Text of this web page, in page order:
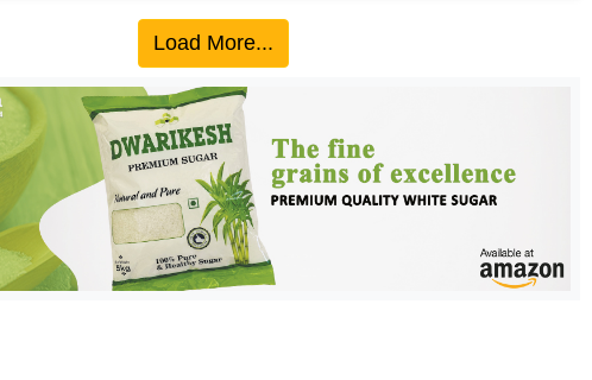
Load More...